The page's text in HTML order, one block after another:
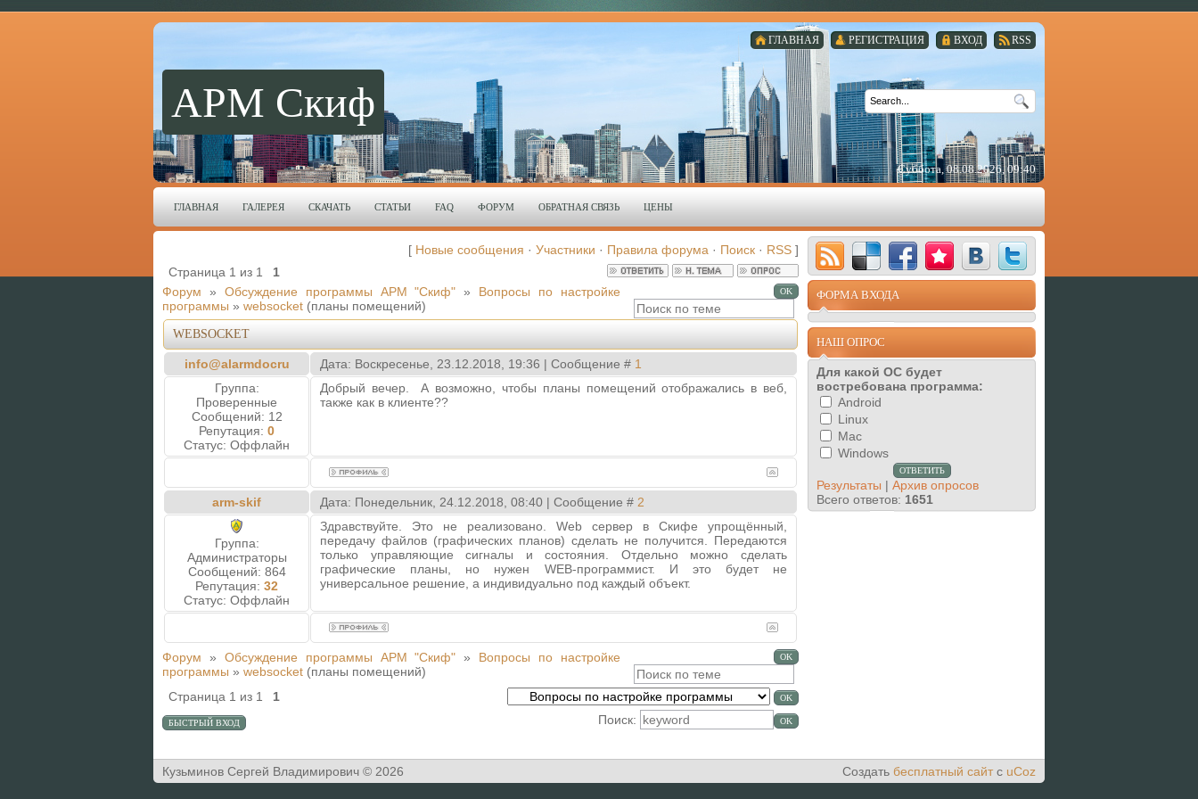
RSS
ВХОД
РЕГИСТРАЦИЯ
ГЛАВНАЯ
АРМ Скиф
Суббота, 08.08.2026, 09:40
ГЛАВНАЯ ГАЛЕРЕЯ СКАЧАТЬ СТАТЬИ FAQ ФОРУМ ОБРАТНАЯ СВЯЗЬ ЦЕНЫ
[ Новые сообщения · Участники · Правила форума · Поиск · RSS ]
Страница 1 из 1
1
Форум
» Обсуждение программы АРМ "Скиф" »
Вопросы по настройке
программы » websocket (планы помещений)
WEBSOCKET
info@alarmdocru Дата: Воскресенье, 23.12.2018, 19:36 | Сообщение # 1
Группа:
Проверенные
Сообщений: 12
Репутация: 0
Статус: Оффлайн
Добрый вечер. А возможно, чтобы планы помещений отображались в веб,
также как в клиенте??
arm-skif Дата: Понедельник, 24.12.2018, 08:40 | Сообщение # 2
Группа:
Администраторы
Сообщений: 864
Репутация: 32
Статус: Оффлайн
Здравствуйте. Это не реализовано. Web сервер в Скифе упрощённый,
передачу файлов (графических планов) сделать не получится. Передаются
только управляющие сигналы и состояния. Отдельно можно сделать
графические планы, но нужен WEB-программист. И это будет не
универсальное решение, а индивидуально под каждый объект.
Форум » Обсуждение программы АРМ "Скиф" »
Вопросы по настройке
программы » websocket (планы помещений)
Страница 1 из 1
1
Поиск:
ФОРМА ВХОДА
НАШ ОПРОС
Для какой ОС будет
востребована программа:
Android
Linux
Mac
Windows
Результаты | Архив опросов
Всего ответов: 1651
Кузьминов Сергей Владимирович © 2026 Создать бесплатный сайтс uCoz